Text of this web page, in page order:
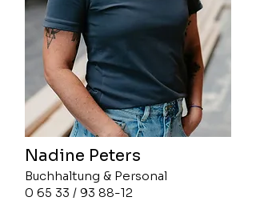
Nadine Peters
Buchhaltung & Personal
0 65 33 / 93 88-12